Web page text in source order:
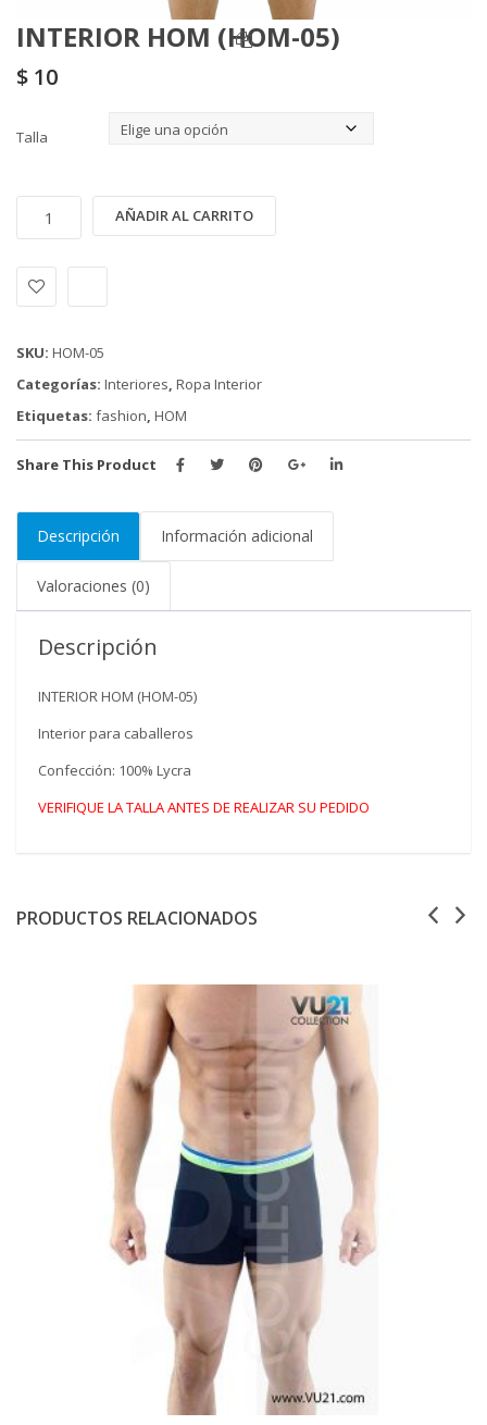
INTERIOR HOM (HOM-05)
$ 10
Talla
HOM
05)
cantidad
AÑADIR AL CARRITO
SKU: HOM-05
Categorías: Interiores, Ropa Interior
Etiquetas: fashion, HOM
Share This Product
Descripción Información adicional
Valoraciones (0)
Descripción
INTERIOR HOM (HOM-05)
Interior para caballeros
Confección: 100% Lycra
VERIFIQUE LA TALLA ANTES DE REALIZAR SU PEDIDO
PRODUCTOS RELACIONADOS